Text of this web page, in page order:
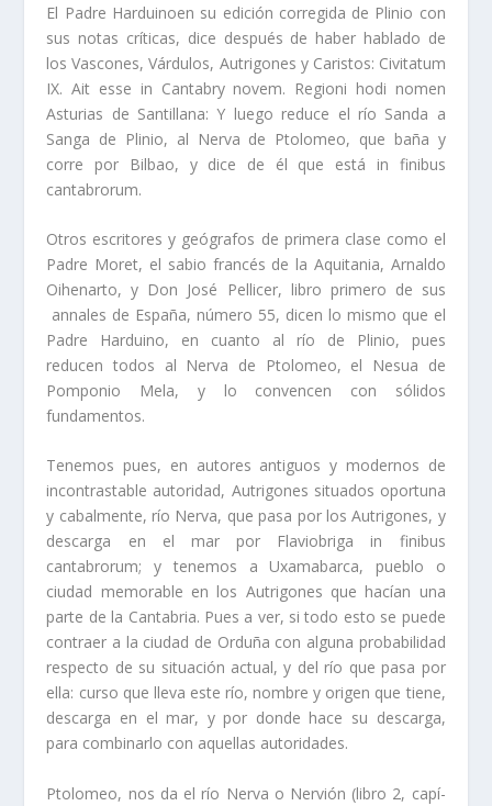
El Padre Harduinoen su edición corregida de Plinio con
sus notas crí­ticas, dice después de haber hablado de
los Vascones, Várdulos, Autrigones y Caristos: Civitatum
IX. Ait esse in Cantabry novem. Regioni hodi nomen
Asturias de Santillana: Y luego reduce el rí­o Sanda a
Sanga de Plinio, al Nerva de Ptolomeo, que baña y
corre por Bilbao, y dice de él que está in finibus
cantabrorum.
Otros escritores y geógrafos de primera clase como el
Padre Moret, el sabio francés de la Aquitania, Arnaldo
Oihenarto, y Don José Pellicer, libro primero de sus
annales de España, número 55, dicen lo mismo que el
Padre Harduino, en cuanto al rí­o de Plinio, pues
reducen todos al Nerva de Ptolomeo, el Nesua de
Pomponio Mela, y lo convencen con sólidos
fundamentos.
Tenemos pues, en autores antiguos y modernos de
incontrastable autoridad, Autrigones situados oportuna
y cabalmente, rí­o Nerva, que pasa por los Autrigones, y
descarga en el mar por Flaviobriga in finibus
cantabrorum; y tenemos a Uxamabarca, pueblo o
ciudad memorable en los Autrigones que hací­an una
parte de la Cantabria. Pues a ver, si todo esto se puede
contraer a la ciudad de Orduña con alguna probabili­dad
respecto de su situación actual, y del rí­o que pasa por
ella: curso que lleva este rí­o, nombre y origen que tiene,
descarga en el mar, y por donde hace su descarga,
para combinarlo con aquellas autoridades.
Ptolomeo, nos da el rí­o Nerva o Nervión (libro 2, capí­